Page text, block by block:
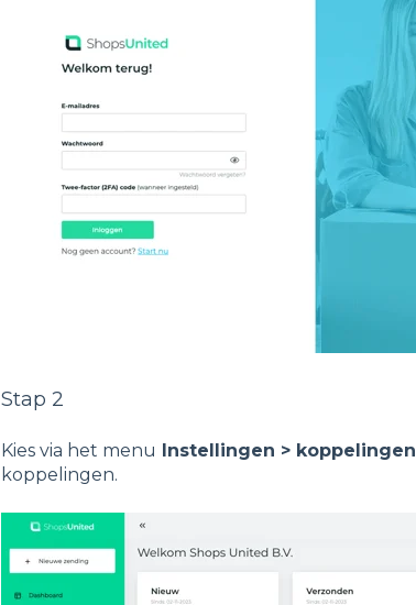
Stap 2
Kies via het menu Instellingen > koppelingen
koppelingen.